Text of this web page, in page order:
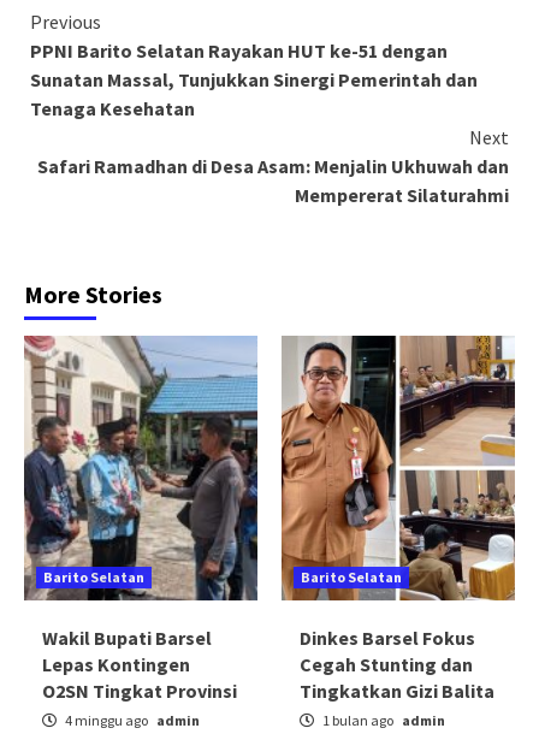
Continue
Reading
Previous
PPNI Barito Selatan Rayakan HUT ke-51 dengan
Sunatan Massal, Tunjukkan Sinergi Pemerintah dan
Tenaga Kesehatan
Next
Safari Ramadhan di Desa Asam: Menjalin Ukhuwah dan
Mempererat Silaturahmi
More Stories
Barito Selatan
Wakil Bupati Barsel
Lepas Kontingen
O2SN Tingkat Provinsi
4 minggu ago admin
Barito Selatan
Dinkes Barsel Fokus
Cegah Stunting dan
Tingkatkan Gizi Balita
1 bulan ago admin